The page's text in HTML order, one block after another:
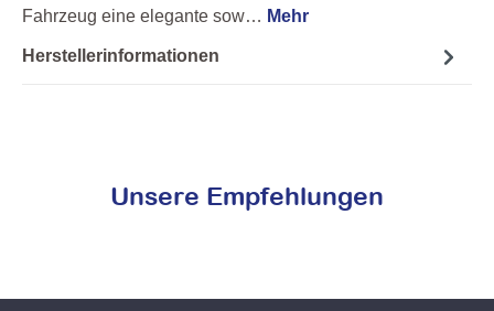
Fahrzeug eine elegante sow… Mehr
Herstellerinformationen
Unsere Empfehlungen